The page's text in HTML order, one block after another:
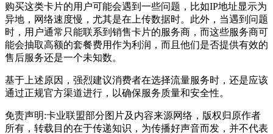
购买这类卡片的用户可能会遇到一些问题，比如IP地址显示为
异地，网络速度慢，尤其是在上传数据时。此外，当遇到问题
时，用户通常只能联系到销售卡片的服务商，而这些服务商可
能会抽取高额的套餐费用作为利润，而且他们是否提供有效的
售后服务还是一个未知数。
基于上述原因，强烈建议消费者在选择流量服务时，还是应该
通过正规官方渠道进行，以确保服务质量和安全性。
免责声明:卡业联盟部分图片及内容来源网络，版权归原作者
所有，转载目的在于传递知识，为传播好声音而发，并不代表